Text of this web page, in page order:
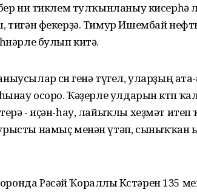
бер ни тиклем тулҡынланыу кисерһә
тигән фекерҙә. Тимур Ишембай
булып китә.
өсөн генә түгел, уларҙың ата-
осоро. Ҡәҙерле улдарын көтөп
- иҫән-һау, лайыҡлы хеҙмәт
намыҫ менән үтәп, сыныҡҡан
Рәсәй Ҡораллы Көстәрен 135